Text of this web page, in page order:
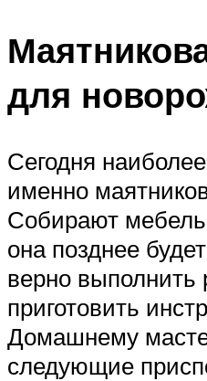
для
Сегодня
именно
Собирают мебель
она позднее
верно выполнить
приготовить
Домашнему
следующие